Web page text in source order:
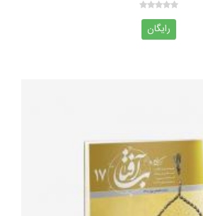
رایگان